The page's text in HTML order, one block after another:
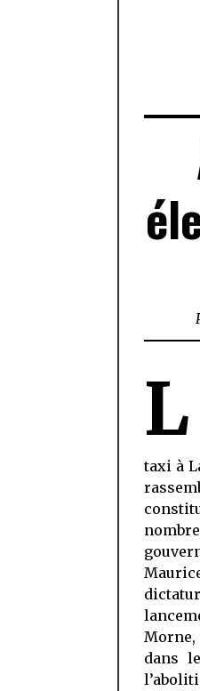
L
taxi à
dans